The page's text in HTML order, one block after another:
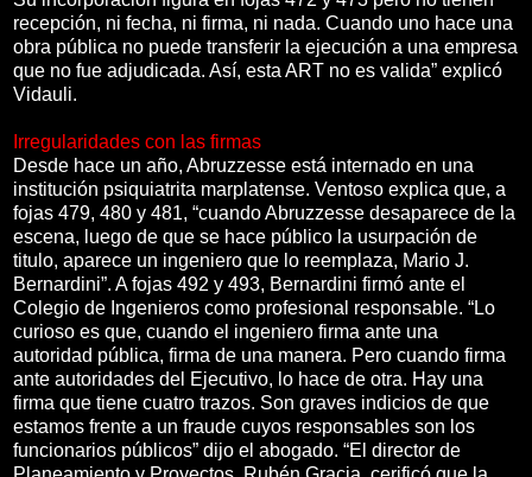
recepción, ni fecha, ni firma, ni nada. Cuando uno hace una
obra pública no puede transferir la ejecución a una empresa
que no fue adjudicada. Así, esta ART no es valida” explicó
Vidauli.
Irregularidades con las firmas
Desde hace un año, Abruzzesse está internado en una
institución psiquiatrita marplatense. Ventoso explica que, a
fojas 479, 480 y 481, “cuando Abruzzesse desaparece de la
escena, luego de que se hace público la usurpación de
titulo, aparece un ingeniero que lo reemplaza, Mario J.
Bernardini”. A fojas 492 y 493, Bernardini firmó ante el
Colegio de Ingenieros como profesional responsable. “Lo
curioso es que, cuando el ingeniero firma ante una
autoridad pública, firma de una manera. Pero cuando firma
ante autoridades del Ejecutivo, lo hace de otra. Hay una
firma que tiene cuatro trazos. Son graves indicios de que
estamos frente a un fraude cuyos responsables son los
funcionarios públicos” dijo el abogado. “El director de